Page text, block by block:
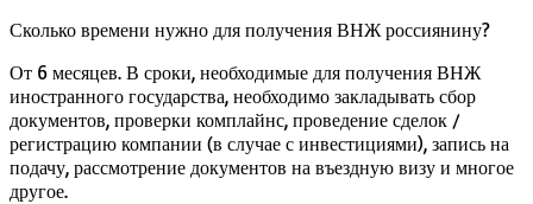
Сколько времени нужно для получения ВНЖ россиянину?
От 6 месяцев. В сроки, необходимые для получения ВНЖ
иностранного государства, необходимо закладывать сбор
документов, проверки комплайнс, проведение сделок /
регистрацию компании (в случае с инвестициями), запись на
подачу, рассмотрение документов на въездную визу и многое
другое.